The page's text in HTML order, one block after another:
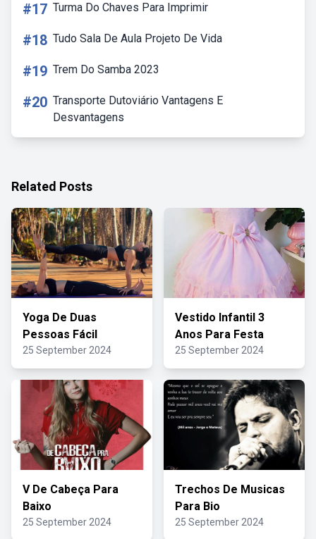
#17 Turma Do Chaves Para Imprimir
#18 Tudo Sala De Aula Projeto De Vida
#19 Trem Do Samba 2023
#20 Transporte Dutoviário Vantagens E
Desvantagens
Related Posts
Yoga De Duas
Pessoas Fácil
25 September 2024
Vestido Infantil 3
Anos Para Festa
25 September 2024
V De Cabeça Para
Baixo
25 September 2024
Trechos De Musicas
Para Bio
25 September 2024